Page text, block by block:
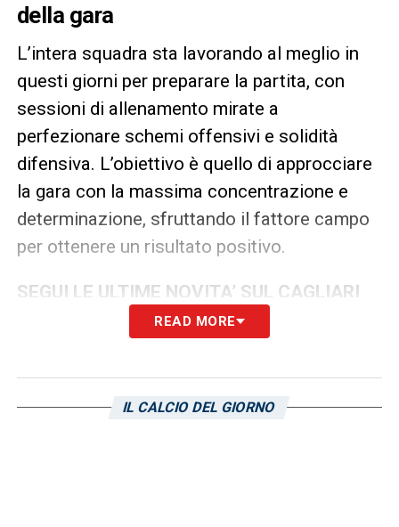
della gara
L’intera squadra sta lavorando al meglio in
questi giorni per preparare la partita, con
sessioni di allenamento mirate a
perfezionare schemi offensivi e solidità
difensiva. L’obiettivo è quello di approcciare
la gara con la massima concentrazione e
determinazione, sfruttando il fattore campo
per ottenere un risultato positivo.
SEGUI LE ULTIME NOVITA’ SUL CAGLIARI
READ MORE
IL CALCIO DEL GIORNO